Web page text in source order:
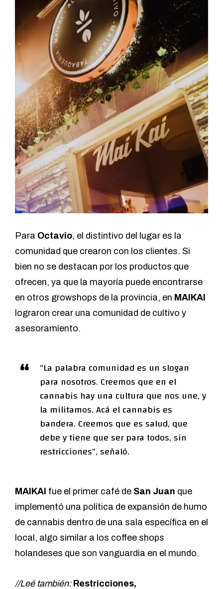
Para Octavio, el distintivo del lugar es la
comunidad que crearon con los clientes. Si
bien no se destacan por los productos que
ofrecen, ya que la mayoría puede encontrarse
en otros growshops de la provincia, en MAIKAI
lograron crear una comunidad de cultivo y
asesoramiento.
“La palabra comunidad es un slogan
para nosotros. Creemos que en el
cannabis hay una cultura que nos une, y
la militamos. Acá el cannabis es
bandera. Creemos que es salud, que
debe y tiene que ser para todos, sin
restricciones“, señaló.
MAIKAI fue el primer café de San Juan que
implementó una política de expansión de humo
de cannabis dentro de una sala específica en el
local, algo similar a los coffee shops
holandeses que son vanguardia en el mundo.
//Leé también: Restricciones,